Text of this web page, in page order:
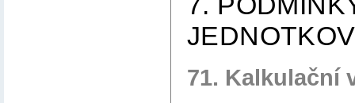
71. Kalkulační